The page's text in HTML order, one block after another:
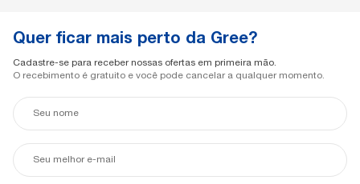
Quer ficar mais perto da Gree?
Cadastre-se para receber nossas ofertas em primeira mão.
O recebimento é gratuito e você pode cancelar a qualquer momento.
Seu
nome
Seu
mail